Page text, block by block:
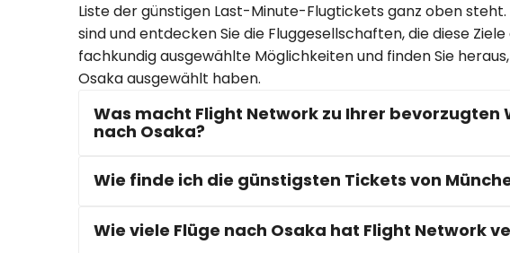
Liste der günstigen Last-Minute-Flugtickets ganz oben
sind und entdecken Sie die Fluggesellschaften, die diese
fachkundig ausgewählte Möglichkeiten und finden Sie
Osaka ausgewählt haben.
Was macht Flight Network zu Ihrer bevorzugten
nach Osaka?
Wie finde ich die günstigsten Tickets von
Wie viele Flüge nach Osaka hat Flight Network